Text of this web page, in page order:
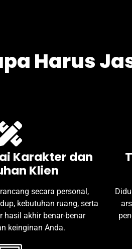
Harus
Karakter dan
Klien
secara personal,
kebutuhan ruang, serta
hasil akhir benar-benar
keinginan Anda.